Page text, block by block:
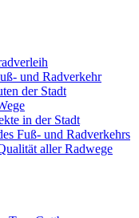
und Radverkehr
der Stadt
in der Stadt
Fuß- und Radverkehrs
aller Radwege